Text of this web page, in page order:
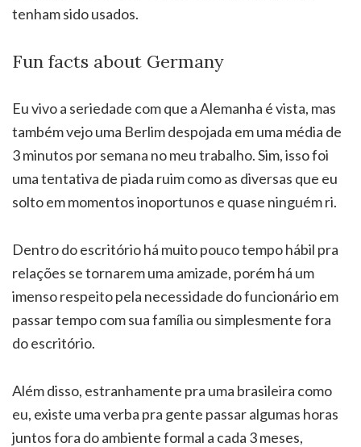
tenham sido usados.
Fun facts about Germany
Eu vivo a seriedade com que a Alemanha é vista, mas
também vejo uma Berlim despojada em uma média de
3 minutos por semana no meu trabalho. Sim, isso foi
uma tentativa de piada ruim como as diversas que eu
solto em momentos inoportunos e quase ninguém ri.
Dentro do escritório há muito pouco tempo hábil pra
relações se tornarem uma amizade, porém há um
imenso respeito pela necessidade do funcionário em
passar tempo com sua família ou simplesmente fora
do escritório.
Além disso, estranhamente pra uma brasileira como
eu, existe uma verba pra gente passar algumas horas
juntos fora do ambiente formal a cada 3 meses,